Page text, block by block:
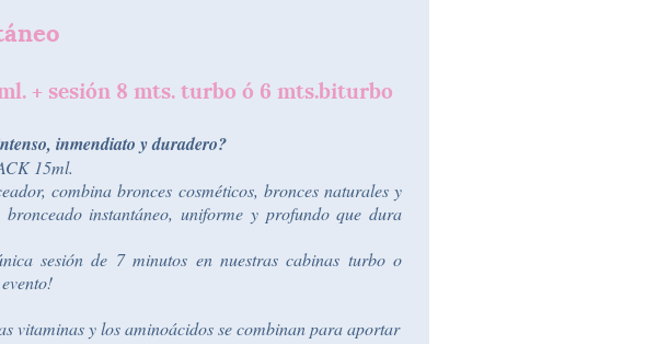
+ sesión 8 mts. turbo ó 6 mts.biturbo
inmendiato y duradero?
15ml.
combina bronces cosméticos, bronces naturales y
instantáneo, uniforme y profundo que dura
sesión de 7 minutos en nuestras cabinas turbo o
vitaminas y los aminoácidos se combinan para aportar